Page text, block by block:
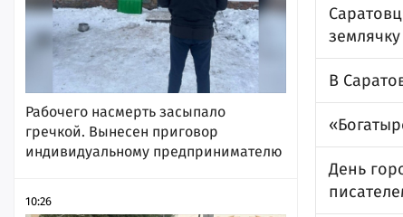
Рабочего насмерть засыпало
гречкой. Вынесен приговор
индивидуальному предпринимателю
10:26
В
День